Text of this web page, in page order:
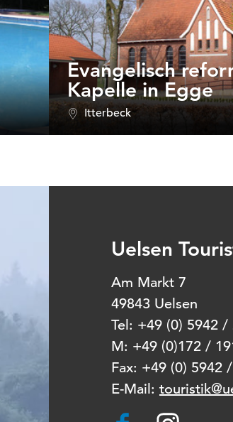
Evangelisch
Kapelle in Egge
Itterbeck
Uelsen
Am
49843 Uelsen
Tel: +49 (0) 5942 /
M: +49 (0)172 /
Fax: +49 (0) 5942
E-Mail: